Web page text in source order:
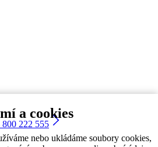
a cookies
nebo ukládáme soubory cookies,
800 222 555